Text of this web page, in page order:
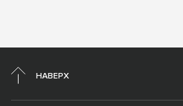
НАВЕРХ